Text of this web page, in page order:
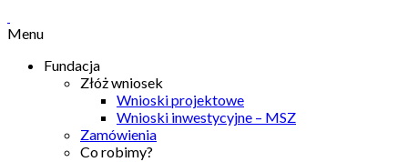
Menu
Fundacja
Złóż wniosek
Wnioski projektowe
Wnioski inwestycyjne – MSZ
Zamówienia
Co robimy?